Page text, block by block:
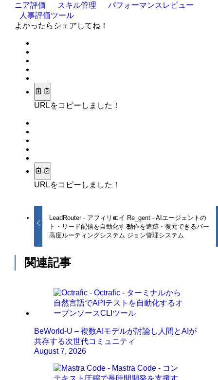
ニア評価
スキル管理
パフォーマンスレビュー
人事評価ツール
よかったらシェアしてね！
URLをコピーしました！
URLをコピーしました！
LeadRouter - アフィリエイ
ト・リード配信を自動化する
高度ルーティングシステム
Re_gent - AIエージェントの
動作を追跡・復元できるバー
ジョン管理システム
関連記事
BeWorld-U – 複数AIモデルが討論し人間とAIが
共存する次世代コミュニティ
August 7, 2026